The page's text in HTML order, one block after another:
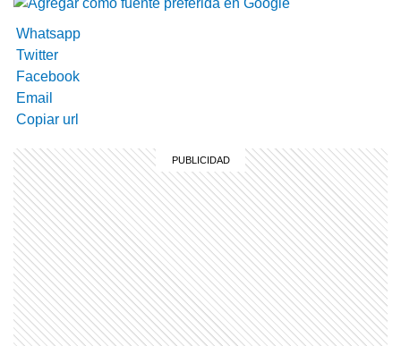
Whatsapp
Twitter
Facebook
Email
Copiar url